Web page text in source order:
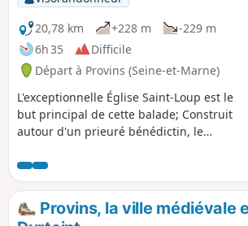
20,78 km
+228 m
-229 m
6h 35
Difficile
Départ à Provins (Seine-et-Marne)
L'exceptionnelle Église Saint-Loup est le
but principal de cette balade; Construit
autour d'un prieuré bénédictin, le
XIIe siècles, considérée comme l'un des
plus beaux édifices romans d'Île-de-
France (Wikipédia). Facilement
accessible depuis Paris par les
Provins, la ville médiévale